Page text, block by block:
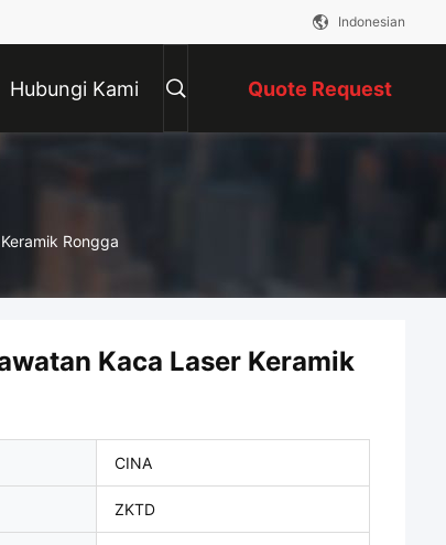
Indonesian
Hubungi Kami Quote Request
Rongga
Kaca Laser Keramik
CINA
ZKTD